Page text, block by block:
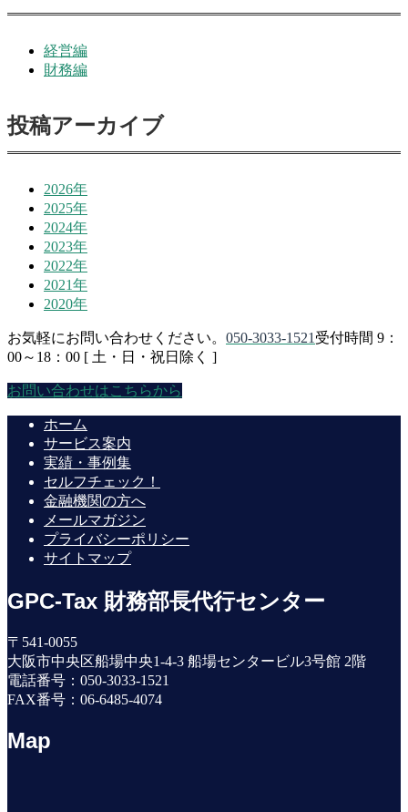
経営編
財務編
投稿アーカイブ
2026年
2025年
2024年
2023年
2022年
2021年
2020年
お気軽にお問い合わせください。 050-3033-1521 受付時間 9：
00～18：00 [ 土・日・祝日除く ]
お問い合わせはこちらから
ホーム
サービス案内
実績・事例集
セルフチェック！
金融機関の方へ
メールマガジン
プライバシーポリシー
サイトマップ
GPC-Tax 財務部長代行センター
〒541-0055
大阪市中央区船場中央1-4-3 船場センタービル3号館 2階
電話番号：050-3033-1521
FAX番号：06-6485-4074
Map